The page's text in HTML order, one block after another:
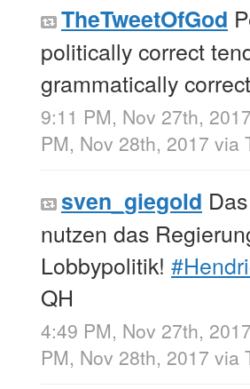
TheTweetOfGod
politically correct
grammatically
9:11 PM, Nov 27th, 2017
PM, Nov 28th, 2017 via
sven_giegold
nutzen das
Lobbypolitik!
QH
4:49 PM, Nov 27th, 2017
PM, Nov 28th, 2017 via